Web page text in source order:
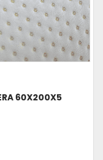
60X200X5